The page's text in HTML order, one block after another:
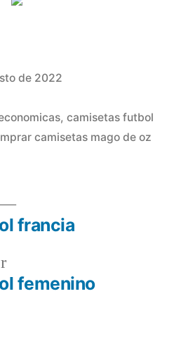
de 2022
, camisetas futbol
camisetas mago de oz
Entrada
anterior:
femenino
Entrada
siguiente:
francia